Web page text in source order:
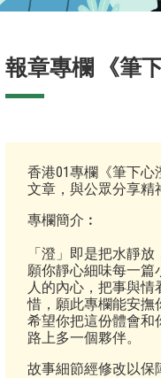
報章專欄 《筆
香港01專欄《筆下心
文章，與公眾分享精
專欄簡介︰
「澄」即是把水靜
願你靜心細味每一篇
人的內心，把事與
惜，願此專欄能安撫
希望你把這份體會和
路上多一個夥伴。
故事細節經修改以保